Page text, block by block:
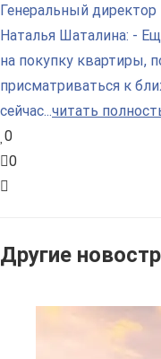
Генеральный
Наталья Шаталина: -
на покупку квартиры,
присматриваться к
сейчас...читать
0
0
Другие